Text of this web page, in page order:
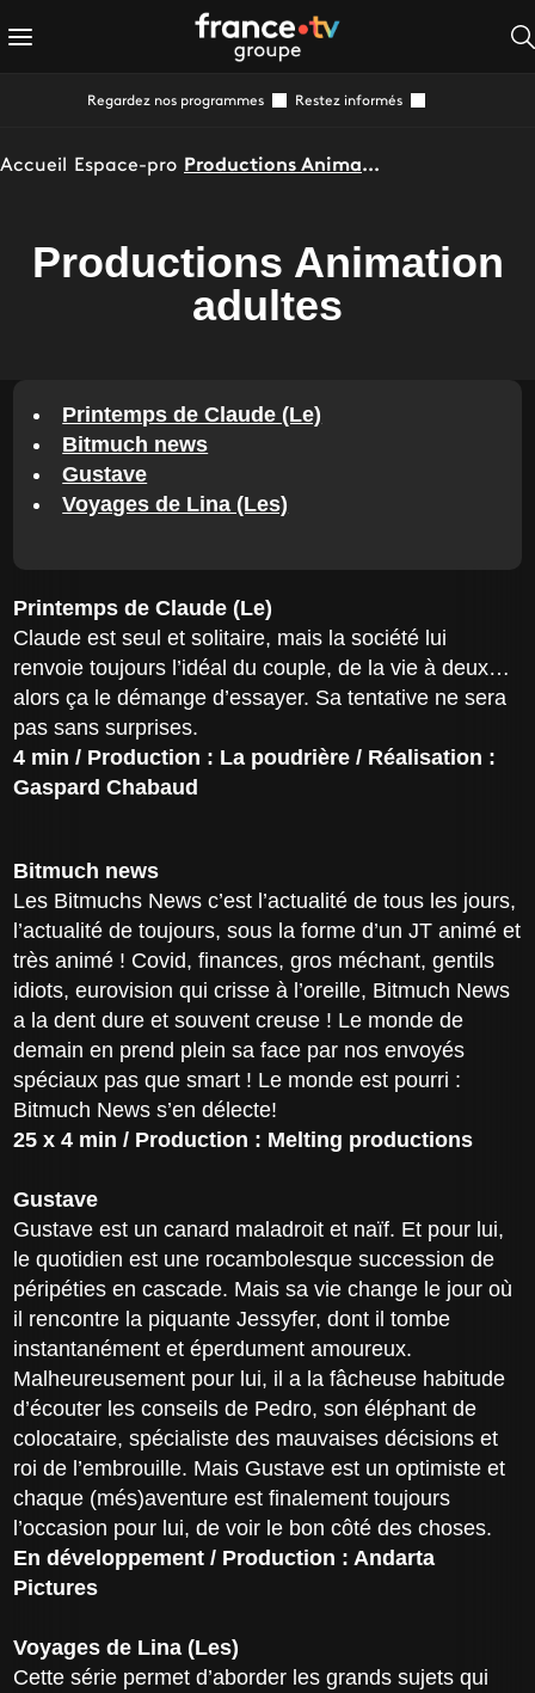
Regardez nos programmes Restez informés
Accueil Espace-pro Productions Animation adultes
Productions Animation
adultes
Printemps de Claude (Le)
Bitmuch news
Gustave
Voyages de Lina (Les)
Printemps de Claude (Le)
Claude est seul et solitaire, mais la société lui
renvoie toujours l’idéal du couple, de la vie à deux…
alors ça le démange d’essayer. Sa tentative ne sera
pas sans surprises.
4 min / Production : La poudrière / Réalisation :
Gaspard Chabaud
Bitmuch news
Les Bitmuchs News c’est l’actualité de tous les jours,
l’actualité de toujours, sous la forme d’un JT animé et
très animé ! Covid, finances, gros méchant, gentils
idiots, eurovision qui crisse à l’oreille, Bitmuch News
a la dent dure et souvent creuse ! Le monde de
demain en prend plein sa face par nos envoyés
spéciaux pas que smart ! Le monde est pourri :
Bitmuch News s’en délecte!
25 x 4 min / Production : Melting productions
Gustave
Gustave est un canard maladroit et naïf. Et pour lui,
le quotidien est une rocambolesque succession de
péripéties en cascade. Mais sa vie change le jour où
il rencontre la piquante Jessyfer, dont il tombe
instantanément et éperdument amoureux.
Malheureusement pour lui, il a la fâcheuse habitude
d’écouter les conseils de Pedro, son éléphant de
colocataire, spécialiste des mauvaises décisions et
roi de l’embrouille. Mais Gustave est un optimiste et
chaque (més)aventure est finalement toujours
l’occasion pour lui, de voir le bon côté des choses.
En développement / Production : Andarta
Pictures
Voyages de Lina (Les)
Cette série permet d’aborder les grands sujets qui